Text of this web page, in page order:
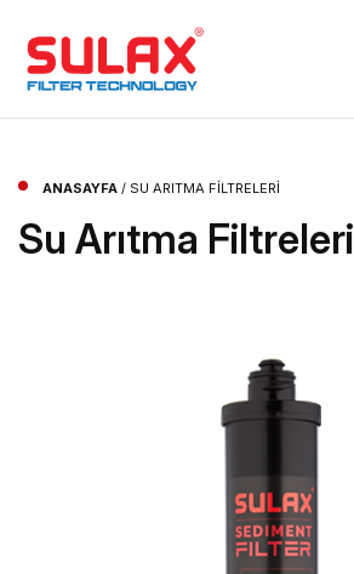
ANASAYFA / SU ARITMA FILTRELERI
Su Arıtma Filtreleri